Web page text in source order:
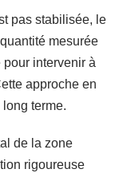
pas stabilisée, le
mesurée
intervenir à
approche en
terme.
de la zone
rigoureuse